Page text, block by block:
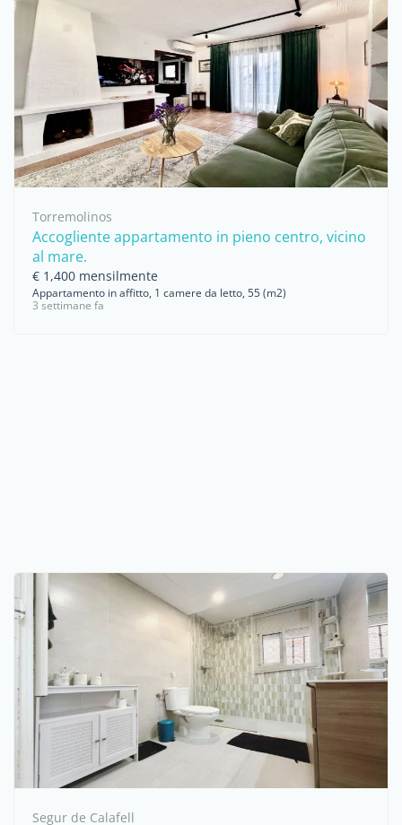
Torremolinos
Accogliente appartamento in pieno centro, vicino
al mare.
€ 1,400 mensilmente
Appartamento in affitto, 1 camere da letto, 55 (m2)
3 settimane fa
Segur de Calafell